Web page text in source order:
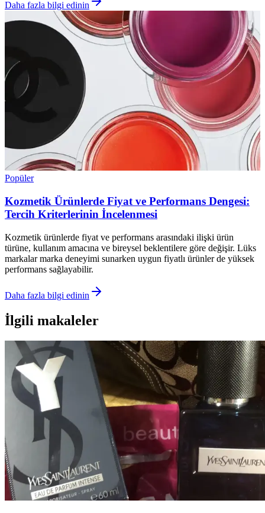
Daha fazla bilgi edinin
Popüler
Kozmetik Ürünlerde Fiyat ve Performans Dengesi:
Tercih Kriterlerinin İncelenmesi
Kozmetik ürünlerde fiyat ve performans arasındaki ilişki ürün
türüne, kullanım amacına ve bireysel beklentilere göre değişir. Lüks
markalar marka deneyimi sunarken uygun fiyatlı ürünler de yüksek
performans sağlayabilir.
Daha fazla bilgi edinin
İlgili makaleler